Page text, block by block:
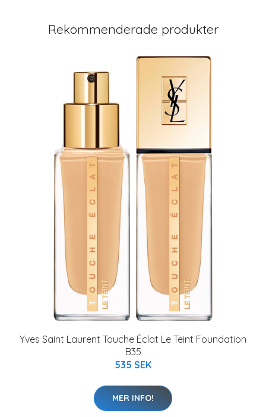
Rekommenderade produkter
Yves Saint Laurent Touche Éclat Le Teint Foundation
B35
535 SEK
MER INFO!